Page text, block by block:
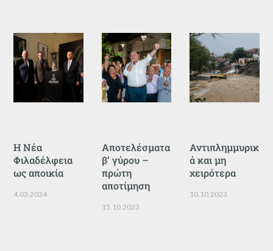
Η Νέα
Φιλαδέλφεια
ως αποικία
4.03.2024
Αποτελέσματα
β’ γύρου –
πρώτη
αποτίμηση
15.10.2023
Αντιπλημμυρικ
ά και μη
χειρότερα
10.10.2023